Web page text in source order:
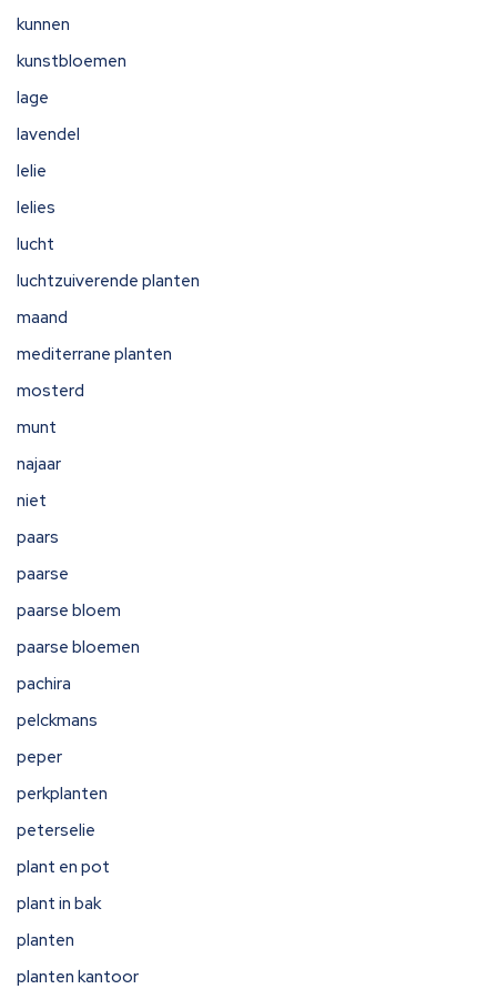
kunnen
kunstbloemen
lage
lavendel
lelie
lelies
lucht
luchtzuiverende planten
maand
mediterrane planten
mosterd
munt
najaar
niet
paars
paarse
paarse bloem
paarse bloemen
pachira
pelckmans
peper
perkplanten
peterselie
plant en pot
plant in bak
planten
planten kantoor